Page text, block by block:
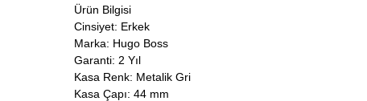
Ürün Bilgisi
Cinsiyet: Erkek
Marka: Hugo Boss
Garanti: 2 Yıl
Kasa Renk: Metalik Gri
Kasa Çapı: 44 mm